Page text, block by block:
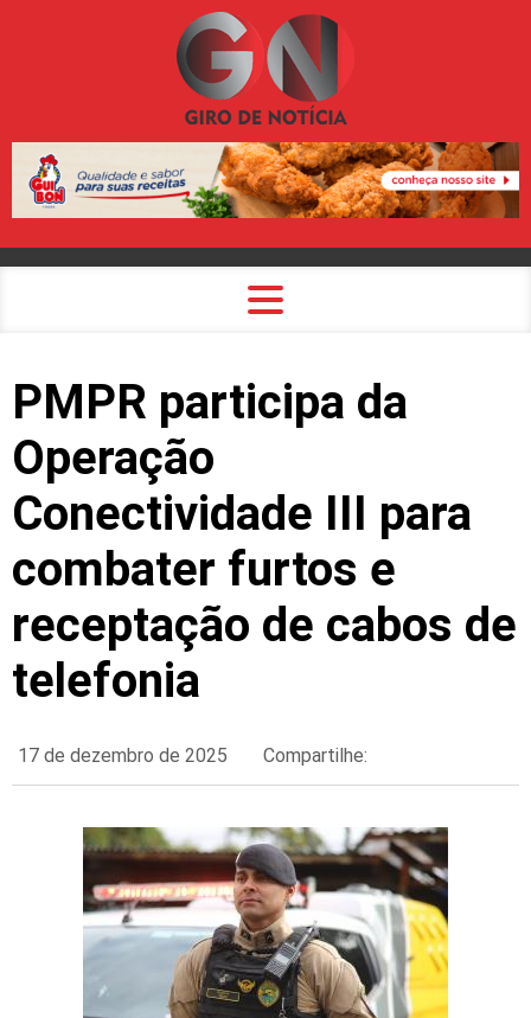
PMPR participa da
Operação
Conectividade III para
combater furtos e
receptação de cabos de
telefonia
17 de dezembro de 2025 Compartilhe: